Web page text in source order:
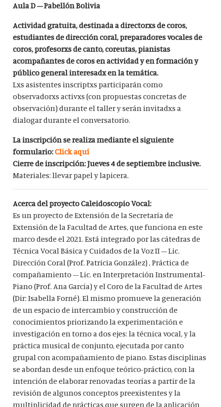
Aula D – Pabellón Bolivia
Actividad gratuita, destinada a directorxs de coros,
estudiantes de dirección coral, preparadores vocales de
coros, profesorxs de canto, coreutas, pianistas
acompañantes de coros en actividad y en formación y
público general interesadx en la temática.
Lxs asistentes inscriptxs participarán como
observadorxs activxs (con propuestas concretas de
observación) durante el taller y serán invitadxs a
dialogar durante el conversatorio.
La inscripción se realiza mediante el siguiente
formulario:Click aquí
Cierre de inscripción: Jueves 4 de septiembre inclusive.
Materiales: llevar papel y lapicera.
Acerca del proyecto Caleidoscopio Vocal:
Es un proyecto de Extensión de la Secretaría de
Extensión de la Facultad de Artes, que funciona en este
marco desde el 2021. Está integrado por las cátedras de
Técnica Vocal Básica y Cuidados de la Voz II – Lic.
Dirección Coral (Prof. Patricia González) , Práctica de
compañamiento – Lic. en Interpretación Instrumental-
Piano (Prof. Ana García) y el Coro de la Facultad de Artes
(Dir: Isabella Forné). El mismo promueve la generación
de un espacio de intercambio y construcción de
conocimientos priorizando la experimentación e
investigación en torno a dos ejes: la técnica vocal, y la
práctica musical de conjunto, ejecutada por canto
grupal con acompañamiento de piano. Estas disciplinas
se abordan desde un enfoque teórico-práctico, con la
intención de elaborar renovadas teorías a partir de la
revisión de algunos conceptos preexistentes y la
multiplicidad de prácticas que surgen de la aplicación